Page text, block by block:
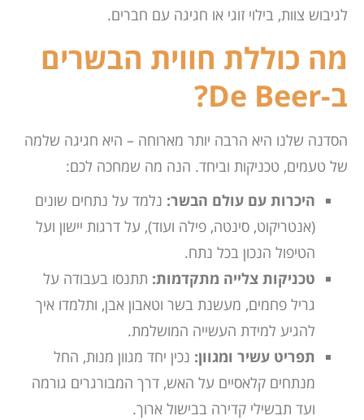
לגיבוש צוות, בילוי זוגי או חגיגה עם חברים.
מה כוללת חווית הבשרים
ב-De Beer?
הסדנה שלנו היא הרבה יותר מארוחה – היא חגיגה שלמה
של טעמים, טכניקות וביחד. הנה מה שמחכה לכם:
היכרות עם עולם הבשר: נלמד על נתחים שונים
(אנטריקוט, סינטה, פילה ועוד), על דרגות יישון ועל
הטיפול הנכון בכל נתח.
טכניקות צלייה מתקדמות: תתנסו בעבודה על
גריל פחמים, מעשנת בשר וטאבון אבן, ותלמדו איך
להגיע למידת העשייה המושלמת.
תפריט עשיר ומגוון: נכין יחד מגוון מנות, החל
מנתחים קלאסיים על האש, דרך המבורגרים גורמה
ועד תבשילי קדירה בבישול ארוך.